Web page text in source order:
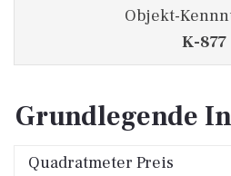
Objekt-
K-877
Grundlegende
Quadratmeter Preis